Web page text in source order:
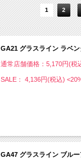
1 2
GA21 グラスライン ラベン
通常店舗価格：5,170円(税
SALE： 4,136円(税込)
GA47 グラスライン ブルー